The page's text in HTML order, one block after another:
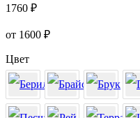
1760 ₽
от 1600 ₽
Цвет